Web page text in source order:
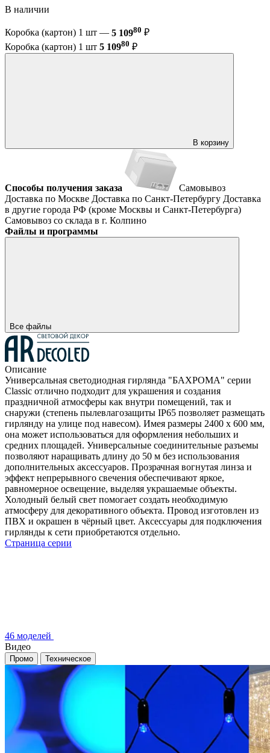
В наличии
Коробка (картон) 1 шт — 5 10980 ₽
Коробка (картон) 1 шт 5 10980 ₽
В корзину
Способы получения заказа
Самовывоз
Доставка по Москве Доставка по Санкт-Петербургу Доставка
в другие города РФ (кроме Москвы и Санкт-Петербурга)
Самовывоз со склада в г. Колпино
Файлы и программы
Все файлы
Описание
Универсальная светодиодная гирлянда "БАХРОМА" серии
Classic отлично подходит для украшения и создания
праздничной атмосферы как внутри помещений, так и
снаружи (степень пылевлагозащиты IP65 позволяет размещать
гирлянду на улице под навесом). Имея размеры 2400 x 600 мм,
она может использоваться для оформления небольших и
средних площадей. Универсальные соединительные разъемы
позволяют наращивать длину до 50 м без использования
дополнительных аксессуаров. Прозрачная вогнутая линза и
эффект непрерывного свечения обеспечивают яркое,
равномерное освещение, выделяя украшаемые объекты.
Холодный белый свет помогает создать необходимую
атмосферу для декоративного объекта. Провод изготовлен из
ПВХ и окрашен в чёрный цвет. Аксессуары для подключения
гирлянды к сети приобретаются отдельно.
Страница серии
46 моделей
Видео
Промо Техническое